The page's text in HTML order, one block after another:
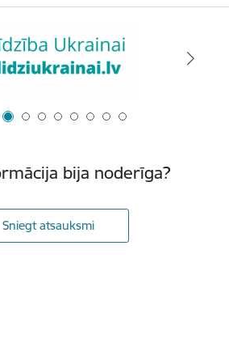
bija noderīga?
Sniegt atsauksmi